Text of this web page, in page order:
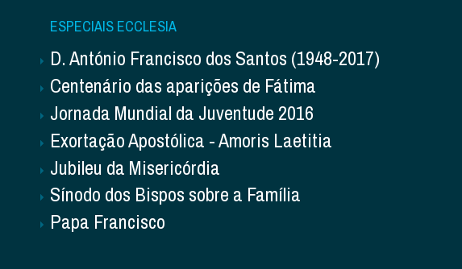
ESPECIAIS ECCLESIA
D. António Francisco dos Santos (1948-2017)
Centenário das aparições de Fátima
Jornada Mundial da Juventude 2016
Exortação Apostólica - Amoris Laetitia
Jubileu da Misericórdia
Sínodo dos Bispos sobre a Família
Papa Francisco